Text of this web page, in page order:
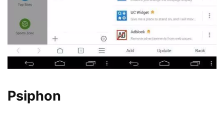
Psiphon